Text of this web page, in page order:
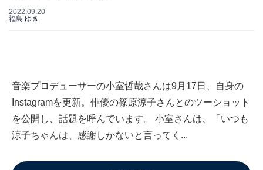
2022.09.20
福島 ゆき
音楽プロデューサーの小室哲哉さんは9月17日、自身の
Instagramを更新。俳優の篠原涼子さんとのツーショット
を公開し、話題を呼んでいます。 小室さんは、「いつも
涼子ちゃんは、感謝しかないと言ってく...